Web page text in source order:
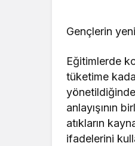
Gençlerin
Eğitimlerde
tüketime
anlayışının
atıkların
ifadelerini